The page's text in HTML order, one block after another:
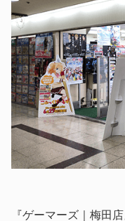
『ゲーマーズ｜梅田